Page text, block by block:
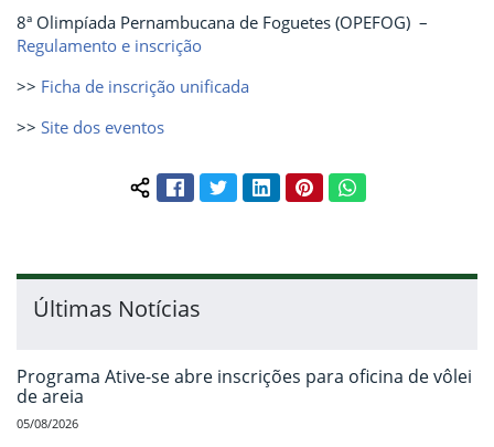
8ª Olimpíada Pernambucana de Foguetes (OPEFOG) –
Regulamento e inscrição
>> Ficha de inscrição unificada
>> Site dos eventos
Compartilhar conteúdo:
FacebookTwitterLinkedInPinterestWhatsApp
Últimas Notícias
Programa Ative-se abre inscrições para oficina de vôlei
de areia
05/08/2026